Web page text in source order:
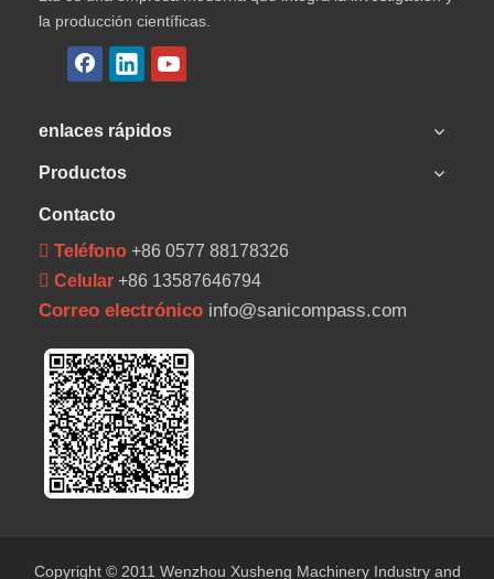
la producción científicas.
enlaces rápidos
Productos
Contacto
 Teléfono +86 0577 88178326
 Celular +86 13587646794
Correo electrónico info@sanicompass.com
Copyright © 2011 Wenzhou Xusheng Machinery Industry and